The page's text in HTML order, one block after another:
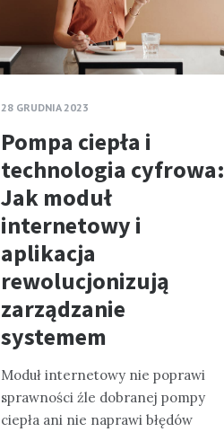
28 GRUDNIA 2023
Pompa ciepła i
technologia cyfrowa:
Jak moduł
internetowy i
aplikacja
rewolucjonizują
zarządzanie
systemem
Moduł internetowy nie poprawi
sprawności źle dobranej pompy
ciepła ani nie naprawi błędów